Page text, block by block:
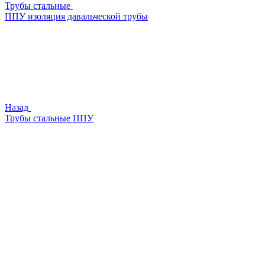
Трубы стальные
ППУ изоляция давальческой трубы
Назад
Трубы стальные ППУ